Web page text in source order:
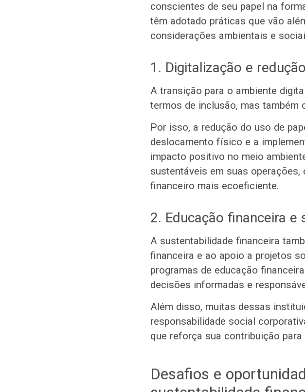
conscientes de seu papel na
têm adotado práticas que vão
considerações ambientais e
1. Digitalização e
A transição para o ambiente
termos de inclusão, mas também
Por isso, a redução do uso de
deslocamento físico e a
impacto positivo no meio
sustentáveis em suas
financeiro mais ecoeficiente.
2. Educação financeira e
A sustentabilidade financeira
financeira e ao apoio a projetos
programas de educação
decisões informadas e
Além disso, muitas dessas
responsabilidade social
que reforça sua contribuição
Desafios e